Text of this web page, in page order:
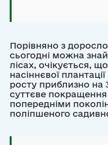
Порівняно з
сьогодні можна
лісах, очікується,
насіннєвої
росту приблизно на
суттєве покращення
попередніми
поліпшеного